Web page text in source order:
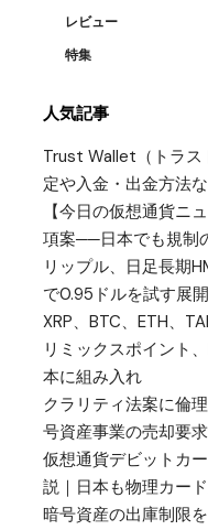
レビュー
特集
人気記事
Trust Wallet（トラス
定や入金・出金方法
【今日の仮想通貨ニ
項案──日本でも規制
リップル、日足長期
で0.95ドルを試す展
XRP、BTC、ETH、
リミックスポイント
本に組み入れ
クラリティ法案に倫
号資産事業の売却要
仮想通貨デビットカ
説｜日本も物理カー
暗号資産の出庫制限